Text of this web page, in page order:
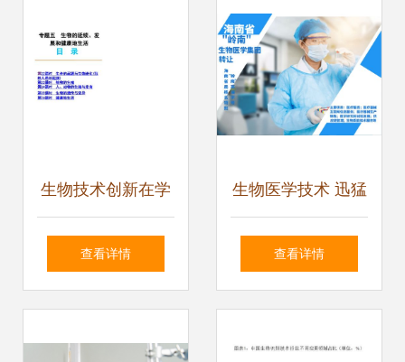
医学与生物工程院
院士
生物技术创新在学
习中的应用 加强知
件点亮复习路
查看详情
生物医学技术 迅猛
发展下的变革与挑
查看详情